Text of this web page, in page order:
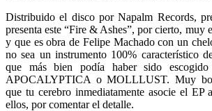
Distribuido el disco por Napalm Records,
presenta este “Fire & Ashes”, por cierto, muy
y que es obra de Felipe Machado con un
no sea un instrumento 100% característico
que más bien podía haber sido
APOCALYPTICA o MOLLLUST. Muy
que tu cerebro inmediatamente asocie el EP
ellos, por comentar el detalle.